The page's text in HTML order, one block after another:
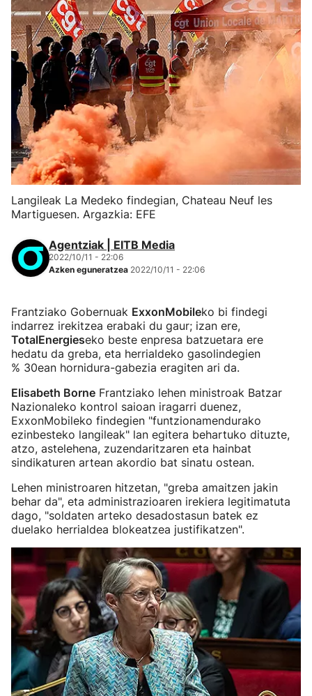
Langileak La Medeko findegian, Chateau Neuf les
Martiguesen. Argazkia: EFE
Agentziak | EITB Media
2022/10/11 - 22:06
Azken eguneratzea 2022/10/11 - 22:06
Frantziako Gobernuak ExxonMobileko bi findegi
indarrez irekitzea erabaki du gaur; izan ere,
TotalEnergieseko beste enpresa batzuetara ere
hedatu da greba, eta herrialdeko gasolindegien
% 30ean hornidura-gabezia eragiten ari da.
Elisabeth Borne Frantziako lehen ministroak Batzar
Nazionaleko kontrol saioan iragarri duenez,
ExxonMobileko findegien "funtzionamendurako
ezinbesteko langileak" lan egitera behartuko dituzte,
atzo, astelehena, zuzendaritzaren eta hainbat
sindikaturen artean akordio bat sinatu ostean.
Lehen ministroaren hitzetan, "greba amaitzen jakin
behar da", eta administrazioaren irekiera legitimatuta
dago, "soldaten arteko desadostasun batek ez
duelako herrialdea blokeatzea justifikatzen".